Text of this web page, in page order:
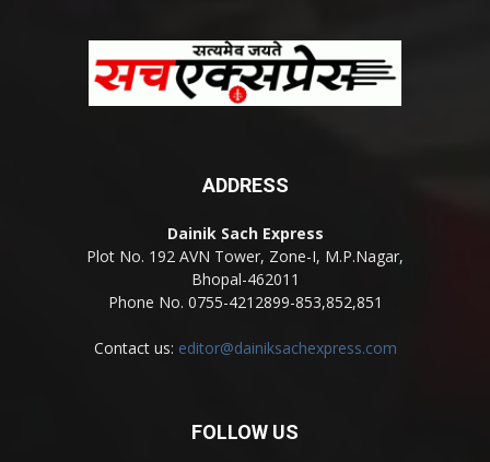
ADDRESS
Dainik Sach Express
Plot No. 192 AVN Tower, Zone-I, M.P.Nagar,
Bhopal-462011
Phone No. 0755-4212899-853,852,851
Contact us: editor@dainiksachexpress.com
FOLLOW US